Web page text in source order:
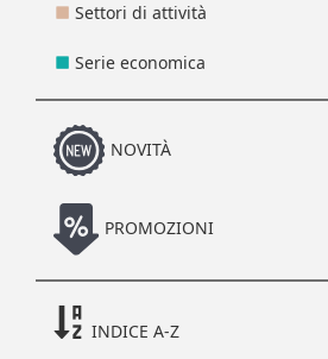
Settori di attività
Serie economica
NOVITÀ
PROMOZIONI
INDICE A-Z